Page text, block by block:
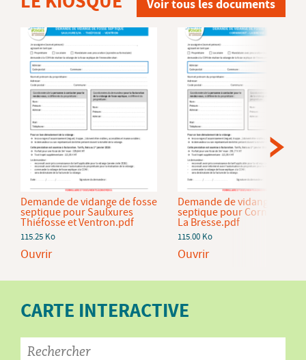
Voir tous les documents
Demande de vidange de fosse
septique pour Saulxures
Thiéfosse et Ventron.pdf
115.25 Ko
Ouvrir
Demande de vidange de
septique pour Cornimont et
La Bresse.pdf
115.00 Ko
Ouvrir
CARTE INTERACTIVE